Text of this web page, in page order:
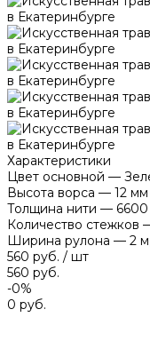
Характеристики
Цвет основной —
Высота ворса — 12 мм
Толщина нити —
Количество стежков
Ширина рулона — 2
560 руб. / шт
560 руб.
-0%
0 руб.